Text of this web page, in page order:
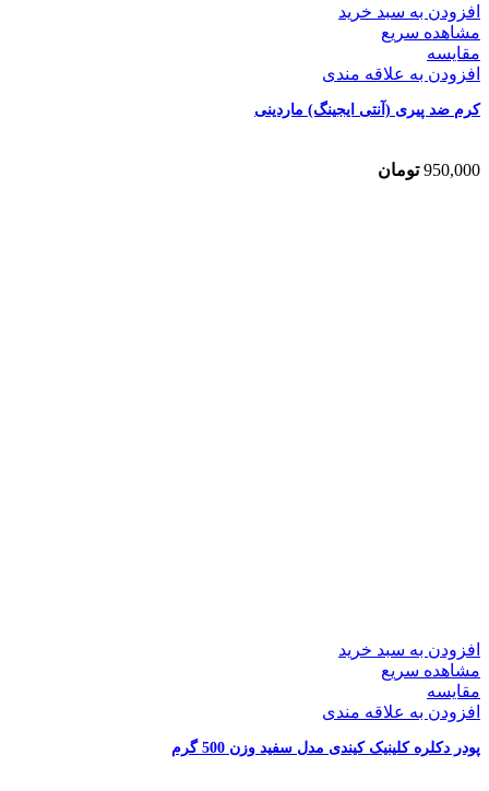
افزودن به سبد خرید
مشاهده سریع
مقایسه
افزودن به علاقه مندی
کرم ضد پیری (آنتی ایجینگ) ماردینی
950,000 تومان
افزودن به سبد خرید
مشاهده سریع
مقایسه
افزودن به علاقه مندی
پودر دکلره کلینیک کیندی مدل سفید وزن 500 گرم